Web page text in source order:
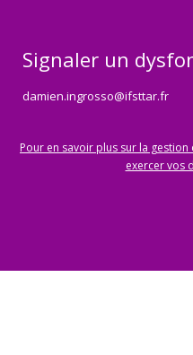
Signaler un
damien.ingrosso@ifsttar.fr
Pour en savoir plus sur la
exercer vos